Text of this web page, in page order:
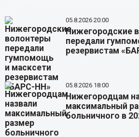
05.8.2026 20:00
Нижегородские
передали
резервистам
05.8.2026 18:00
Нижегородцам
максимальный
больничного в